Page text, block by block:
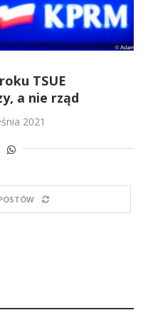
TSUE
a nie rząd
2021